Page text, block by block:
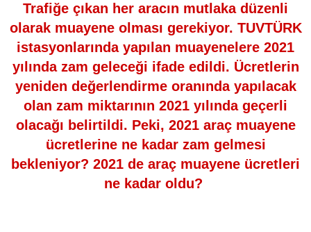
Trafiğe çıkan her aracın mutlaka düzenli
olarak muayene olması gerekiyor. TUVTÜRK
istasyonlarında yapılan muayenelere 2021
yılında zam geleceği ifade edildi. Ücretlerin
yeniden değerlendirme oranında yapılacak
olan zam miktarının 2021 yılında geçerli
olacağı belirtildi. Peki, 2021 araç muayene
ücretlerine ne kadar zam gelmesi
bekleniyor? 2021 de araç muayene ücretleri
ne kadar oldu?